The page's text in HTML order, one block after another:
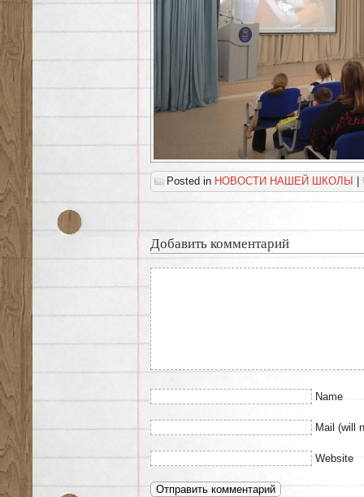
Posted in НОВОСТИ НАШЕЙ ШКОЛЫ |
Добавить комментарий
Name
Mail (will
Website